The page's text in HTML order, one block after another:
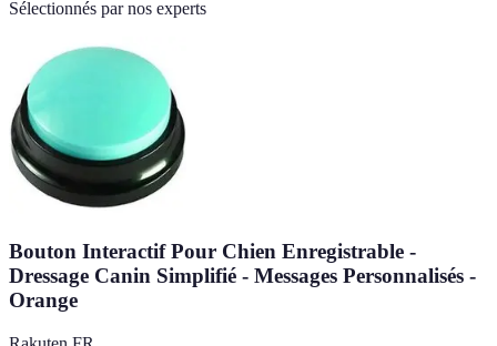
Sélectionnés par nos experts
Bouton Interactif Pour Chien Enregistrable -
Dressage Canin Simplifié - Messages Personnalisés -
Orange